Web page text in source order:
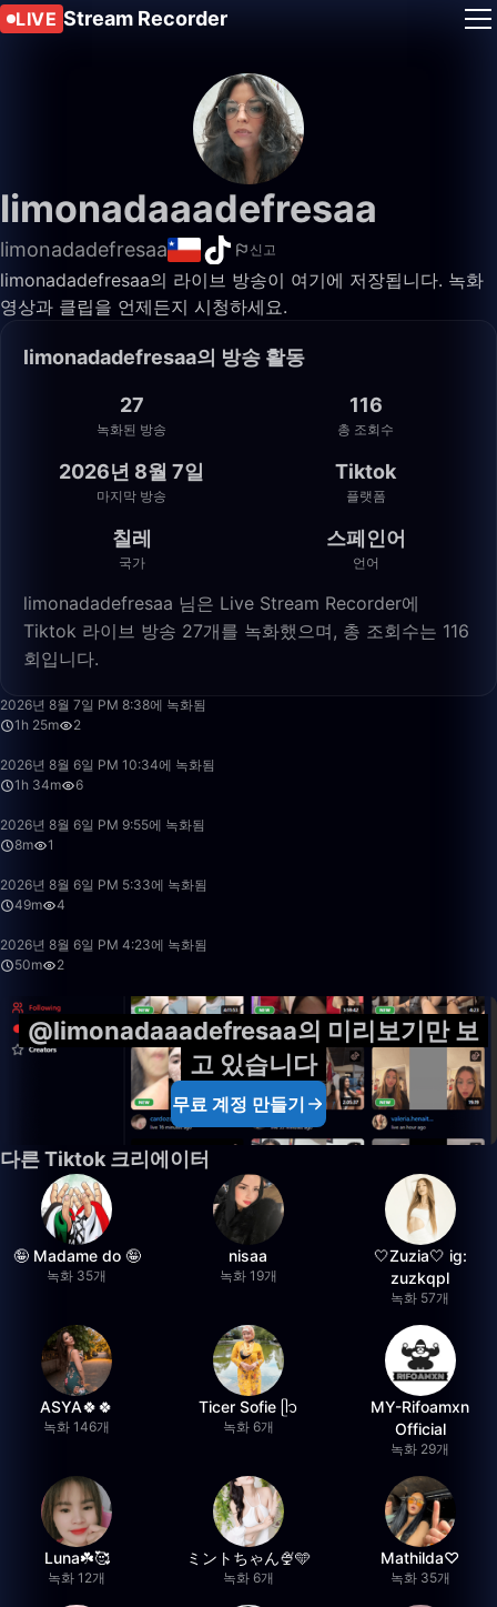
LIVE Stream Recorder
limonadaaadefresaa
limonadadefresaa 신고
limonadadefresaa의 라이브 방송이 여기에 저장됩니다. 녹화
영상과 클립을 언제든지 시청하세요.
limonadadefresaa의 방송 활동
27
녹화된 방송
116
총 조회수
2026년 8월 7일
마지막 방송
Tiktok
플랫폼
칠레
국가
스페인어
언어
limonadadefresaa 님은 Live Stream Recorder에
Tiktok 라이브 방송 27개를 녹화했으며, 총 조회수는 116
회입니다.
2026년 8월 7일 PM 8:38에 녹화됨
1h 25m
2
2026년 8월 6일 PM 10:34에 녹화됨
1h 34m
6
2026년 8월 6일 PM 9:55에 녹화됨
8m
1
2026년 8월 6일 PM 5:33에 녹화됨
49m
4
2026년 8월 6일 PM 4:23에 녹화됨
50m
2
@limonadaaadefresaa의 미리보기만 보
고 있습니다
무료 계정 만들기
다른 Tiktok 크리에이터
🤪 Madame do 🤪
녹화 35개
nisaa
녹화 19개
🤍Zuzia🤍 ig:
zuzkqpl
녹화 57개
ASYA🍀🍀
녹화 146개
Ticer Sofie ᥫ᭡
녹화 6개
MY-Rifoamxn
Official
녹화 29개
Luna☘️🥰
녹화 12개
ミントちゃん🍨🩵
녹화 6개
Mathilda♡︎
녹화 35개